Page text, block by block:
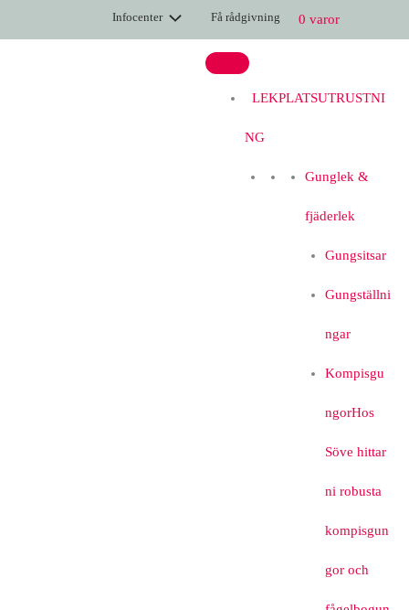
Infocenter Få rådgivning 0 varor
LEKPLATSUTRUSTNI
NG
Gunglek &
fjäderlek
Gungsitsar
Gungställni
ngar
Kompisgu
ngorHos
Söve hittar
ni robusta
kompisgun
gor och